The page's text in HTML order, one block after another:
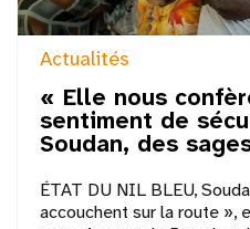
Actualités
« Elle nous
sentiment de
Soudan, des
ÉTAT DU NIL BLEU,
accouchent sur la route »,